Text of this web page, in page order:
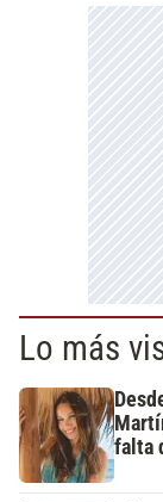
Lo más
falta